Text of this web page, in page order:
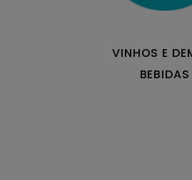
VINHOS E
BEBIDAS